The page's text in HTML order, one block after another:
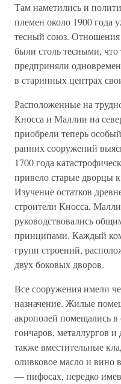
Там наметились и
племен около 1900 года
тесный союз. Отношения
были столь тесными, что
предприняли
в старинных центрах
Расположенные на
Кносса и Маллии на
приобрели теперь
ранних сооружений
1700 года
привело старые дворцы
Изучение остатков
строители Кносса,
руководствовались
принципами. Каждый
групп строений,
двух боковых дворов.
Все сооружения имели
назначение. Жилые
акрополей помещались в
гончаров, металлургов
также вместительные
оливковое масло и вино
— пифосах, нередко